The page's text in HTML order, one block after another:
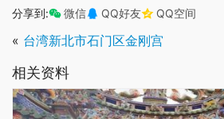
分享到: 微信 QQ好友 QQ空间
« 台湾新北市石门区金刚宫
相关资料